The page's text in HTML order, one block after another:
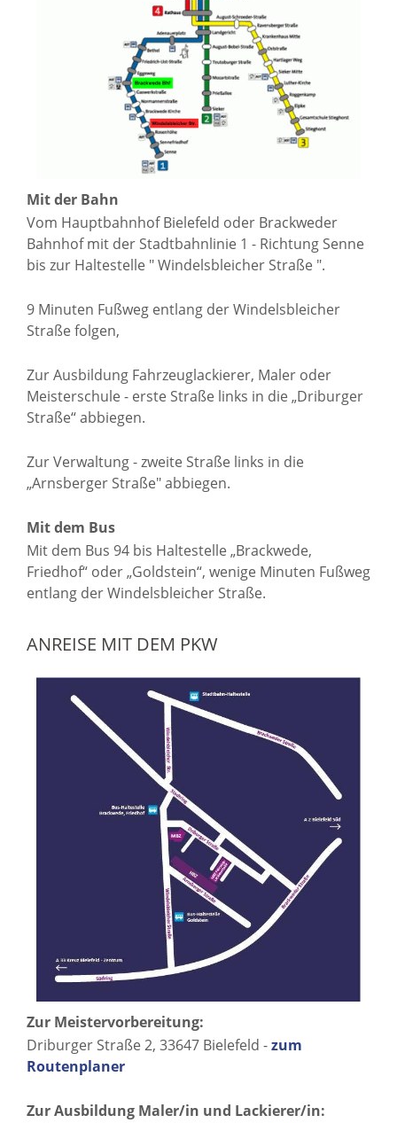
Mit der Bahn
Vom Hauptbahnhof Bielefeld oder Brackweder
Bahnhof mit der Stadtbahnlinie 1 - Richtung Senne
bis zur Haltestelle " Windelsbleicher Straße ".
9 Minuten Fußweg entlang der Windelsbleicher
Straße folgen,
Zur Ausbildung Fahrzeuglackierer, Maler oder
Meisterschule - erste Straße links in die „Driburger
Straße“ abbiegen.
Zur Verwaltung - zweite Straße links in die
„Arnsberger Straße" abbiegen.
Mit dem Bus
Mit dem Bus 94 bis Haltestelle „Brackwede,
Friedhof“ oder „Goldstein“, wenige Minuten Fußweg
entlang der Windelsbleicher Straße.
ANREISE MIT DEM PKW
Zur Meistervorbereitung:
Driburger Straße 2, 33647 Bielefeld -zum
Routenplaner
Zur Ausbildung Maler/in und Lackierer/in: